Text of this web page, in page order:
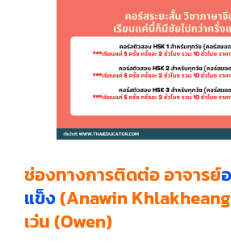
ช่องทางการติดต่อ อาจารย์
แข็ง(Anawin
เว่น (Owen)